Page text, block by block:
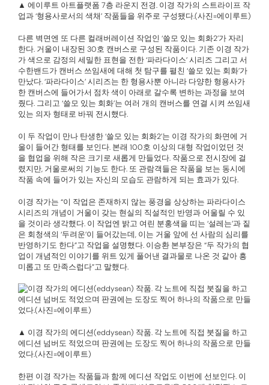
▲ 에이루트 아트플랫폼 7층 라운지 전경. 이경 작가의 스트라이프 작
업과 ‘형용사로서의 색채’ 작품들을 위주로 구성됐다.(사진=에이루트)
다른 벽면엔 또 다른 컬래버레이션 작업인 ‘쓸모 있는 회화2’가 자리
한다. 거울이 내장된 30호 캔버스로 구성된 작품이다. 기존 이경 작가
가 색으로 감정의 세밀한 표현을 전한 ‘파라다이스’ 시리즈 그리고 서
수한밴드가 캔버스 쓰임새에 대해 첫 탐구를 펼친 ‘쓸모 있는 회화’가
만났다. ‘파라다이스’ 시리즈는 한 형용사뿐 아니라 다양한 형용사가
한 캔버스에 들어가서 점차 색이 아래로 갈수록 변하는 과정을 보여
줬다. 그리고 ‘쓸모 있는 회화’는 여러 개의 캔버스를 연결 시켜 쓰임새
있는 의자 형태로 바꿔 전시했다.
이 두 작업이 만나 탄생한 ‘쓸모 있는 회화2’는 이경 작가의 화면에 거
울이 들어간 형태를 보인다. 본래 100호 이상의 대형 작업이었던 것
을 협업을 위해 작은 크기로 새롭게 만들었다. 작품으로 전시장에 걸
렸지만, 거울로써의 기능도 한다. 또 관람객들은 작품을 보는 동시에
작품 속에 들어가 있는 자신의 모습도 관람하게 되는 효과가 있다.
이경 작가는 “이 작업은 존재하지 않는 풍경을 상상하는 파라다이스
시리즈의 개념이 거울이 갖는 현실의 직설적인 반영과 어울릴 수 있
을 것이라 생각했다. 이 작업엔 밝고 여린 분홍색을 띠는 ‘설레는’과 짙
은 회청색의 ‘두려운’이 들어갔는데, 이는 거울 앞에 선 사람의 심리를
반영하기도 한다”고 작업을 설명했다. 이승환 본부장은 “두 작가의 협
업이 개념적인 이야기를 위트 있게 풀어낸 결과물로 나온 것 같아 흥
미롭고 또 만족스럽다”고 말했다.
▲ 이경 작가의 에디션(eddysean) 작품. 각 노트에 직접 붓질을 하고
에디션 넘버도 적었으며 판권에는 도장도 찍어 하나의 작품으로 만들
었다.(사진=에이루트)
한편 이경 작가는 작품들과 함께 에디션 작업도 이번에 선보인다. 이